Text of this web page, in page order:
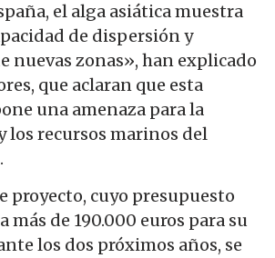
el alga asiática muestra
de dispersión y
nuevas zonas», han explicado
que aclaran que esta
una amenaza para la
los recursos marinos del
proyecto, cuyo presupuesto
más de 190.000 euros para su
los dos próximos años, se